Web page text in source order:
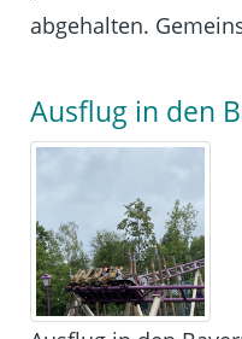
abgehalten.
Ausflug in den